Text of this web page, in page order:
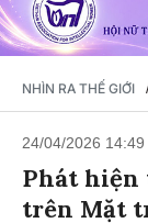
NHÌN RA THẾ GIỚI
24/04/2026 14:49
Phát hiện
trên Mặt